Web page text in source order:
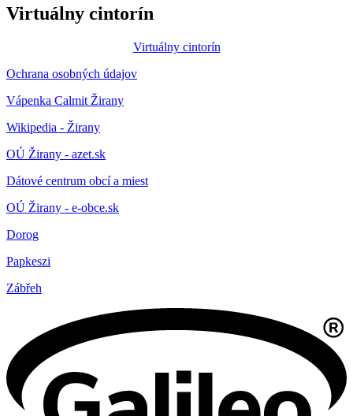
Virtuálny cintorín
Virtuálny cintorín
Ochrana osobných údajov
Vápenka Calmit Žirany
Wikipedia - Žirany
OÚ Žirany - azet.sk
Dátové centrum obcí a miest
OÚ Žirany - e-obce.sk
Dorog
Papkeszi
Zábřeh